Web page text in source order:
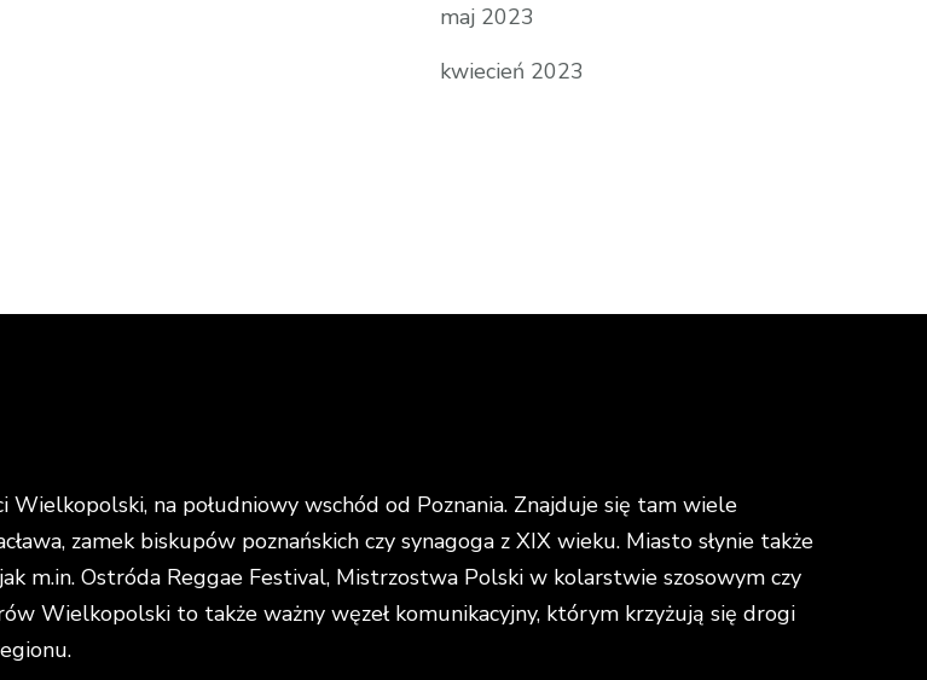
maj 2023
kwiecień 2023
na południowy wschód od Poznania. Znajduje się tam wiele
zamek biskupów poznańskich czy synagoga z XIX wieku. Miasto słynie także
m.in. Ostróda Reggae Festival, Mistrzostwa Polski w kolarstwie szosowym czy
Wielkopolski to także ważny węzeł komunikacyjny, którym krzyżują się drogi